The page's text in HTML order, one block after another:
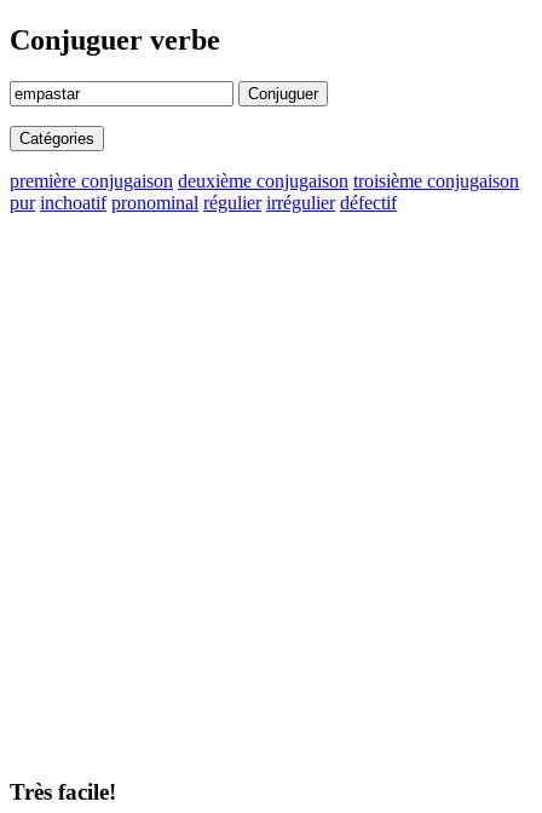
Conjuguer verbe
Conjuguer
Catégories
première conjugaison deuxième conjugaison troisième conjugaison
pur inchoatif pronominal régulier irrégulier défectif
Très facile!